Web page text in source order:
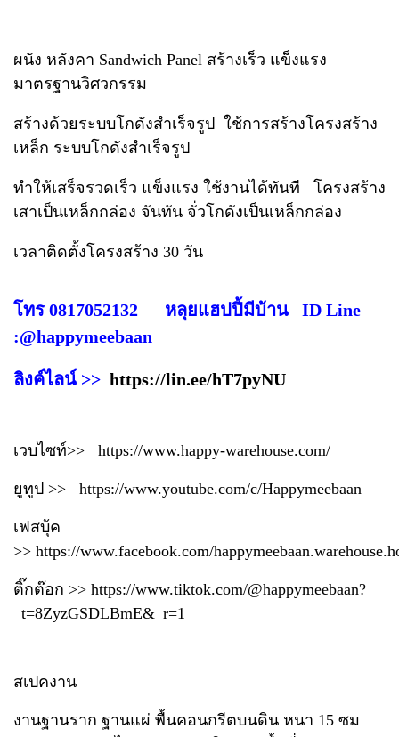
ผนัง หลังคา Sandwich Panel สร้างเร็ว แข็งแรง
มาตรฐานวิศวกรรม
สร้างด้วยระบบโกดังสำเร็จรูป ใช้การสร้างโครงสร้าง
เหล็ก ระบบโกดังสำเร็จรูป
ทำให้เสร็จรวดเร็ว แข็งแรง ใช้งานได้ทันที โครงสร้าง
เสาเป็นเหล็กกล่อง จันทัน จั่วโกดังเป็นเหล็กกล่อง
เวลาติดตั้งโครงสร้าง 30 วัน
โทร 0817052132 หลุยแฮปปี้มีบ้าน ID Line
:@happymeebaan
ลิงค์ไลน์ >> https://lin.ee/hT7pyNU
เวบไซท์>> https://www.happy-warehouse.com/
ยูทูป >> https://www.youtube.com/c/Happymeebaan
เฟสบุ้ค
>> https://www.facebook.com/
ติ๊กต๊อก >> https://www.tiktok.com/@happymeebaan?
_t=8ZyzGSDLBmE&_r=1
สเปคงาน
งานฐานราก ฐานแผ่ พื้นคอนกรีตบนดิน หนา 15 ซม